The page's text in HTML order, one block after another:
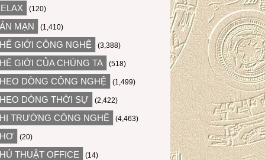
(120)
MẠN (1,410)
GIỚI CÔNG NGHỆ (3,388)
GIỚI CỦA CHÚNG TA (518)
DÒNG CÔNG NGHỆ (1,499)
DÒNG THỜI SỰ (2,422)
TRƯỜNG CÔNG NGHỆ (4,463)
(20)
THUẬT OFFICE (14)